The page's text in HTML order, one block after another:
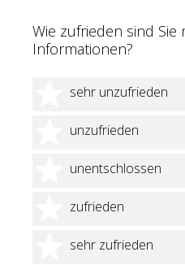
Wie zufrieden sind
Informationen?
sehr unzufrieden
1 Stern
unzufrieden
2 Sterne
unentschlossen
3 Sterne
zufrieden
4 Sterne
sehr zufrieden
5 Sterne